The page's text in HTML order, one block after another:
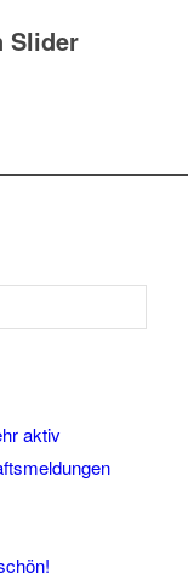
Slider
aktiv